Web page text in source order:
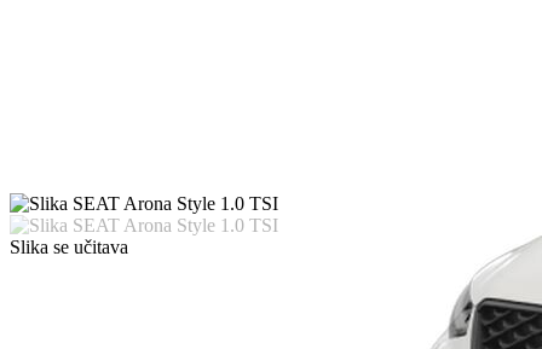
Slika se učitava